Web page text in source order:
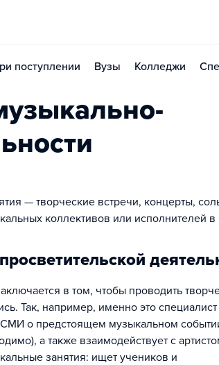
поступлении Вузы Колледжи
— творческие встречи, концерты,
коллективов или исполнителей
в том, чтобы проводить
Так, например, именно это специалист
СМИ о предстоящем музыкальном
а также взаимодействует с
занятия: ищет учеников и